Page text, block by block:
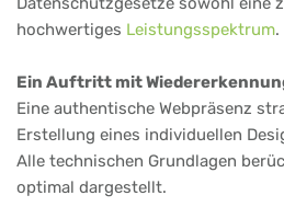
hochwertiges Leistungsspektrum
Ein Auftritt mit
Eine authentische Webpräsenz
Erstellung eines individuellen
Alle technischen Grundlagen
optimal dargestellt.